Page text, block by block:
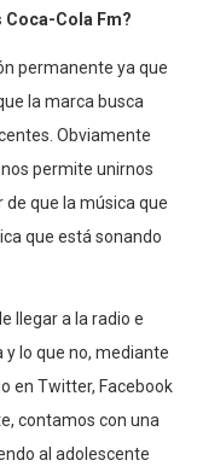
Coca-Cola Fm?
permanente ya que
la marca busca
Obviamente
permite unirnos
de que la música que
que está sonando
llegar a la radio e
y lo que no, mediante
en Twitter, Facebook
contamos con una
al adolescente